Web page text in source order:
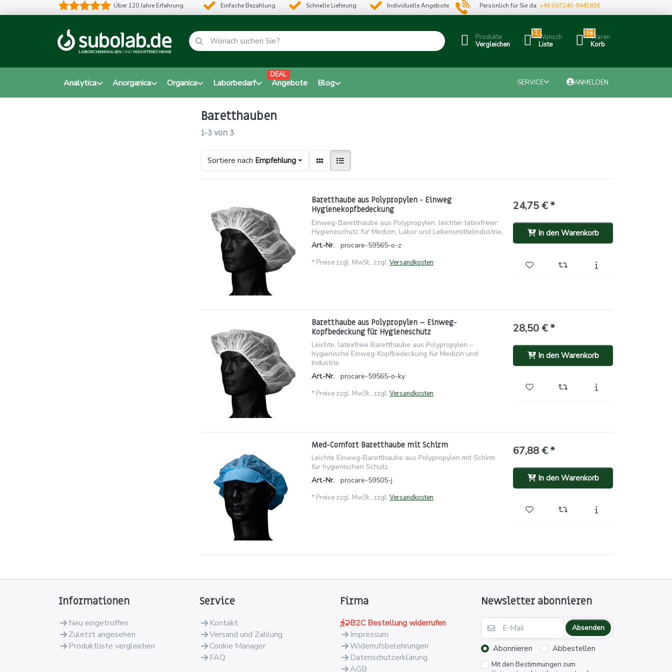
Über 120 Jahre Erfahrung Einfache Bezahlung Schnelle Lieferung Individuelle Angebote Persönlich für Sie da:+49 (0)7240-9445836
Produkte
Vergleichen
1Wunsch
Liste
56Waren
Korb
Analytica Anorganica Organica Laborbedarf Angebote
DEAL
Blog SERVICE ANMELDEN
Baretthauben
1-3von 3
Sortiere nach Empfehlung
Baretthaube aus Polypropylen - Einweg
Hygienekopfbedeckung
Einweg-Baretthaube aus Polypropylen, leichter latexfreier
Hygieneschutz für Medizin, Labor und Lebensmittelindustrie.
Art.-Nr.
procare-59565-o-z
* Preise zzgl. MwSt., zzgl. Versandkosten
24,75 € *
In den Warenkorb
Baretthaube aus Polypropylen – Einweg-
Kopfbedeckung für Hygieneschutz
Leichte, latexfreie Baretthaube aus Polypropylen –
hygienische Einweg-Kopfbedeckung für Medizin und
Industrie.
Art.-Nr.
procare-59565-o-ky
* Preise zzgl. MwSt., zzgl. Versandkosten
28,50 € *
In den Warenkorb
Med-Comfort Baretthaube mit Schirm
Leichte Einweg-Baretthaube aus Polypropylen mit Schirm
für hygienischen Schutz.
Art.-Nr.
procare-59505-j
* Preise zzgl. MwSt., zzgl. Versandkosten
67,88 € *
In den Warenkorb
Informationen
Neu eingetroffen
Zuletzt angesehen
Produktliste vergleichen
Service
Kontakt
Versand und Zahlung
Cookie Manager
FAQ
Firma
B2C Bestellung widerrufen
Impressum
Widerrufsbelehrungen
Datenschutzerklärung
AGB
Newsletter abonnieren
Absenden
Abonnieren Abbestellen
Mit den Bestimmungen zum